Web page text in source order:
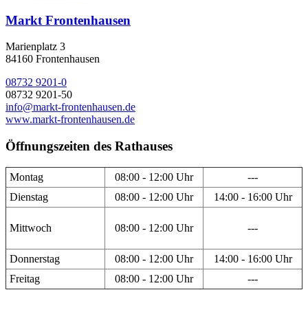
Markt Frontenhausen
Marienplatz 3
84160 Frontenhausen
08732 9201-0
08732 9201-50
info@markt-frontenhausen.de
www.markt-frontenhausen.de
Öffnungszeiten des Rathauses
Montag 08:00 - 12:00 Uhr
---
Dienstag
08:00 - 12:00 Uhr 14:00 - 16:00 Uhr
Mittwoch 08:00 - 12:00 Uhr ---
Donnerstag 08:00 - 12:00 Uhr
14:00 - 16:00 Uhr
Freitag
08:00 - 12:00 Uhr ---